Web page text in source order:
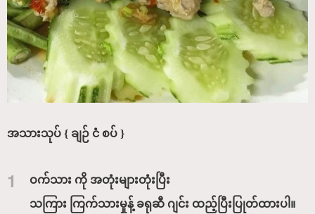
အသားသုပ် { ချဉ် ငံ စပ် }
1
ဝက်သား ကို အတုံးများတုံးပြီး
သကြား ကြက်သားမှုန့် ခရုဆီ ဂျင်း ထည့်ပြီးပြုတ်ထားပါ။